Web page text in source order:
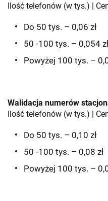
Ilość telefonów (w tys.) |
Do 50 tys. – 0,06 zł
50 -100 tys. – 0,054
Powyżej 100 tys. –
Walidacja numerów
Ilość telefonów (w tys.) |
Do 50 tys. – 0,10 zł
50 -100 tys. – 0,08 zł
Powyżej 100 tys. –